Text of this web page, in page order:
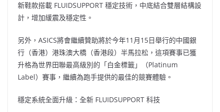
新鞋款搭載 FLUIDSUPPORT 穩定技術，中底結合雙層結構設
計，增加緩震及穩定性。
另外，ASICS將會繼續贊助將於今年11月15日舉行的中國銀
行（香港）港珠澳大橋（香港段）半馬拉松，這項賽事已獲
升格為世界田聯最高級別的「白金標籤」（Platinum
Label）賽事，繼續為跑手提供的最佳的競賽體驗。
穩定系統全面升級：全新 FLUIDSUPPORT 科技